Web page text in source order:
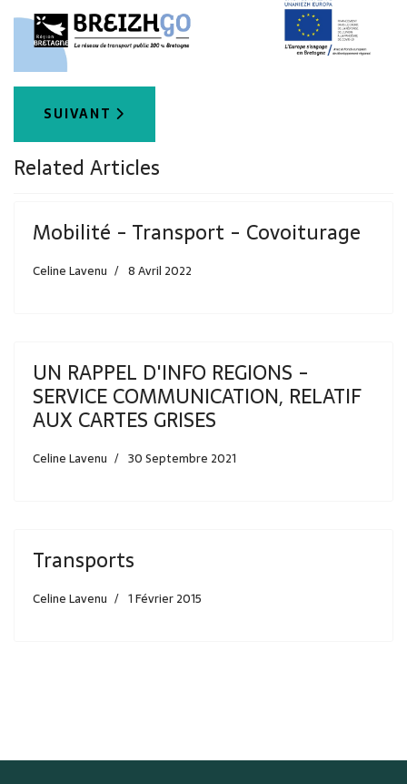
ARTICLE SUIVANT : MOBILITÉ - TRANSPORT -
SUIVANT
Related Articles
Mobilité - Transport - Covoiturage
Celine Lavenu 8 Avril 2022
UN RAPPEL D'INFO REGIONS -
SERVICE COMMUNICATION, RELATIF
AUX CARTES GRISES
Celine Lavenu 30 Septembre 2021
Transports
Celine Lavenu 1 Février 2015